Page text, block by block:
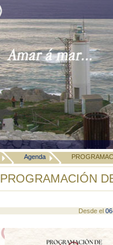
Agenda
PROGRAMACIÓN
Desde el